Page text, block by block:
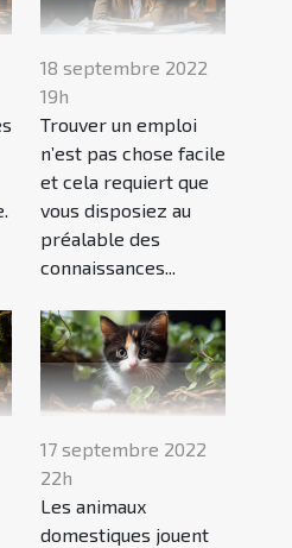
18 septembre 2022
19h
Trouver un emploi
n’est pas chose facile
et cela requiert que
vous disposiez au
préalable des
connaissances...
17 septembre 2022
22h
Les animaux
domestiques jouent